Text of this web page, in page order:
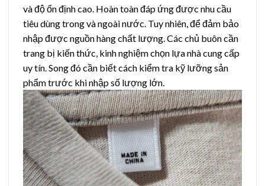
và độ ổn định cao. Hoàn toàn đáp ứng được nhu cầu
tiêu dùng trong và ngoài nước. Tuy nhiên, để đảm bảo
nhập được nguồn hàng chất lượng. Các chủ buôn cần
trang bị kiến thức, kinh nghiệm chọn lựa nhà cung cấp
uy tín. Song đó cần biết cách kiểm tra kỹ lưỡng sản
phẩm trước khi nhập số lượng lớn.